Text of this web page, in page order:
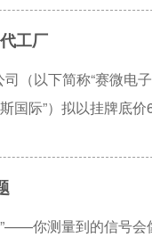
力。
工厂
（以下简称“赛微电
国际”）拟以挂牌底
所持有的控股子公
你测量到的信号